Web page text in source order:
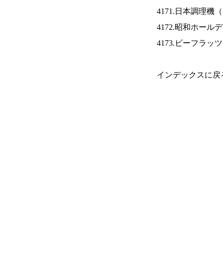
4171.日本調理機（
4172.昭和ホール
4173.ビーフラッ
インデックスに戻